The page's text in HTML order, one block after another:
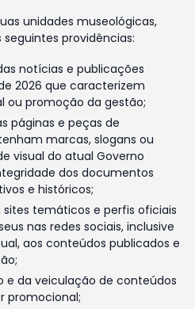
unidades museológicas,
providências:
notícias e publicações
2026 que caracterizem
ou promoção da gestão;
páginas e peças de
marcas, slogans ou
visual do atual Governo
dos documentos
e históricos;
temáticos e perfis oficiais
nas redes sociais, inclusive
aos conteúdos publicados e
e da veiculação de conteúdos
promocional;